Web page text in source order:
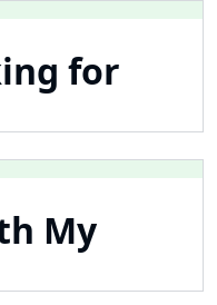
for
My